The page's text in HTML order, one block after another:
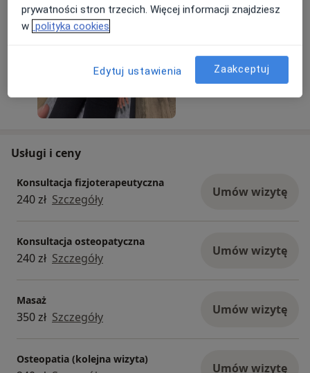
Usługi i ceny
Konsultacja fizjoterapeutyczna
240 zł Szczegóły Umów wizytę
Konsultacja osteopatyczna
240 zł Szczegóły Umów wizytę
Masaż
350 zł Szczegóły Umów wizytę
Osteopatia (kolejna wizyta)
Umów wizytę
prywatności stron trzecich. Więcej informacji znajdziesz
w polityka cookies
Edytuj ustawienia Zaakceptuj